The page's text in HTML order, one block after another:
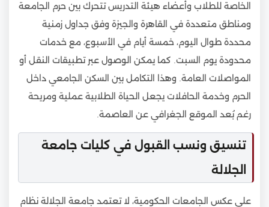
الخاصة للطلاب وأعضاء هيئة التدريس تتحرك بين حرم الجامعة
ومناطق متعددة في القاهرة والجيزة وفق جداول زمنية
محددة طوال اليوم، خمسة أيام في الأسبوع، مع خدمات
محدودة يوم السبت. كما يمكن الوصول عبر تطبيقات النقل أو
المواصلات العامة. وهذا التكامل بين السكن الجامعي داخل
الحرم وخدمة الحافلات يجعل الحياة الطلابية عملية ومريحة
رغم بُعد الموقع الجغرافي عن العاصمة.
تنسيق ونسب القبول في كليات جامعة
الجلالة
على عكس الجامعات الحكومية، لا تعتمد جامعة الجلالة نظام